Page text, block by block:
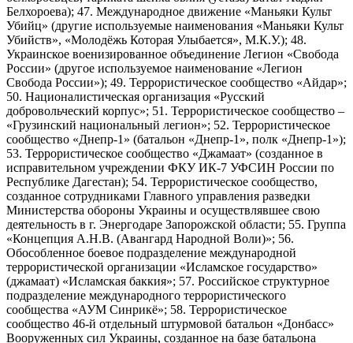
Белхороева); 47. Международное движение «Маньяки Культ
Убийц» (другие используемые наименования «Маньяки Культ
Убийств», «Молодёжь Которая Улыбается», М.К.У.); 48.
Украинское военизированное объединение Легион «Свобода
России» (другое используемое наименование «Легион
Свобода России»); 49. Террористическое сообщество «Айдар»;
50. Националистическая организация «Русский
добровольческий корпус»; 51. Террористическое сообщество –
«Грузинский национальный легион»; 52. Террористическое
сообщество «Днепр-1» (батальон «Днепр-1», полк «Днепр-1»);
53. Террористическое сообщество «Джамаат» (созданное в
исправительном учреждении ФКУ ИК-7 УФСИН России по
Республике Дагестан); 54. Террористическое сообщество,
созданное сотрудниками Главного управления разведки
Министерства обороны Украины и осуществлявшее свою
деятельность в г. Энергодаре Запорожской области; 55. Группа
«Концепция А.Н.В. (Авангард Народной Воли)»; 56.
Обособленное боевое подразделение международной
террористической организации «Исламское государство»
(джамаат) «Исламская баккия»; 57. Российское структурное
подразделение международного террористического
сообщества «АУМ Синрикё»; 58. Террористическое
сообщество 46-й отдельный штурмовой батальон «Донбасс»
Вооруженных сил Украины, созданное на базе батальона